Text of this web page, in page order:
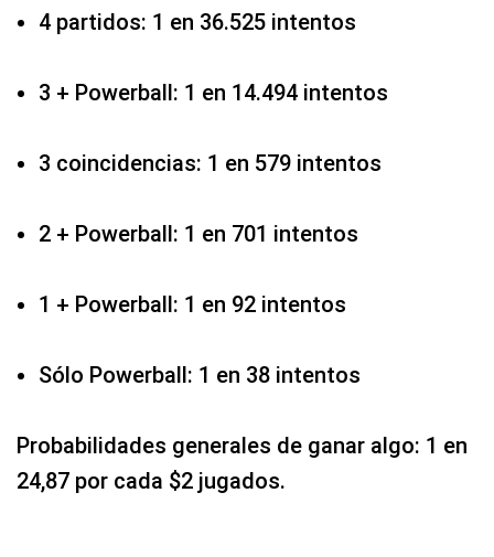
4 partidos: 1 en 36.525 intentos
3 + Powerball: 1 en 14.494 intentos
3 coincidencias: 1 en 579 intentos
2 + Powerball: 1 en 701 intentos
1 + Powerball: 1 en 92 intentos
Sólo Powerball: 1 en 38 intentos
Probabilidades generales de ganar algo: 1 en
24,87 por cada $2 jugados.